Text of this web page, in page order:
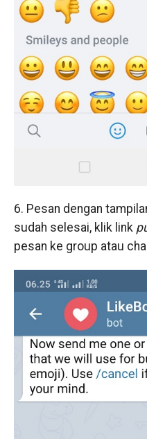
6. Pesan dengan
sudah selesai, klik link
pesan ke group atau